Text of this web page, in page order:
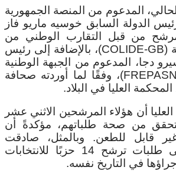
المدعوم من المنصة الجمهورية
الدولة السابق خوسيه ماريو فاز
المرشح من قبل التقارب الوطني من
أجل الحرية والتنمية (COLIDE-GB)، بالإضافة إلى رئيس
دجا، المدعوم من الجبهة الوطنية
للإنقاذ الوطني (FREPASNA)، وفقًا لما أوردته صحافة
العليا في البلاد.
أن هؤلاء المرشحين الاثني عشر
من صحة طلباتهم، مؤكدةً أن
قابل للطعن. وبالمثل، صادقت
المحكمة ذاتها على طلبات ترشح 14 حزبًا للانتخابات
في التاريخ نفسه.